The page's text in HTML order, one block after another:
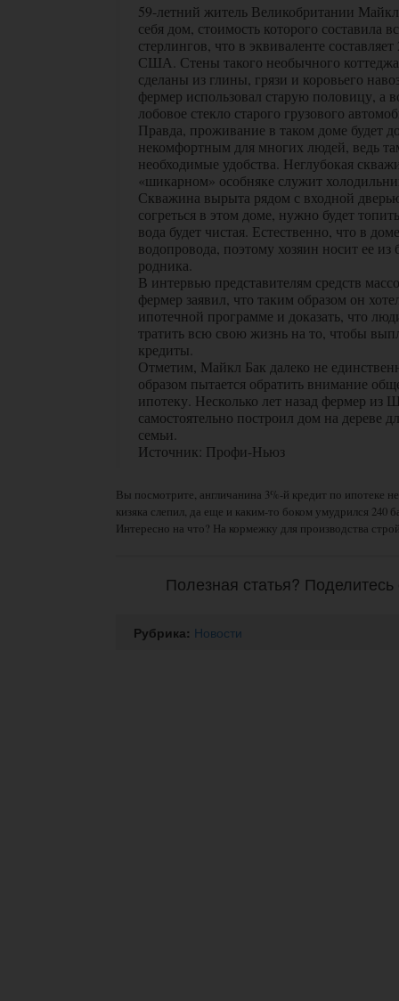
59-летний житель Великобритании Майкл
себя дом, стоимость которого составила
стерлингов, что в эквиваленте
США. Стены такого необычного
сделаны из глины, грязи и коровьего
фермер использовал старую половицу, а
лобовое стекло старого грузового
Правда, проживание в таком доме будет
некомфортным для многих людей, ведь
необходимые удобства. Неглубокая
«шикарном» особняке служит
Скважина вырыта рядом с входной
согреться в этом доме, нужно будет
вода будет чистая. Естественно, что в
водопровода, поэтому хозяин носит ее
родника.
В интервью представителям средств
фермер заявил, что таким образом он
ипотечной программе и доказать, что
тратить всю свою жизнь на то, чтобы
кредиты.
Отметим, Майкл Бак далеко не
образом пытается обратить внимание
ипотеку. Несколько лет назад фермер из
самостоятельно построил дом на дереве
семьи.
Источник: Профи-Ньюз
Вы посмотрите, англичанина 3%-й кредит по ипотеке
кизяка слепил, да еще и каким-то боком умудрился 240
Интересно на что? На кормежку для производства
Полезная статья?
Рубрика: Новости